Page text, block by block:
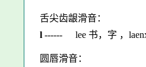
舌尖齿龈滑音：
l ------ lee 书，字 ，
圆唇滑音：